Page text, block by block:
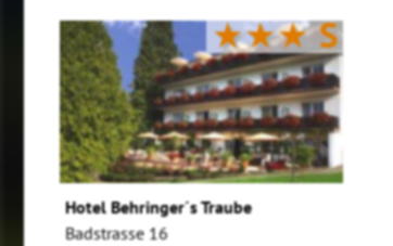
★★★S
Hotel Behringer´s Traube
Badstrasse 16